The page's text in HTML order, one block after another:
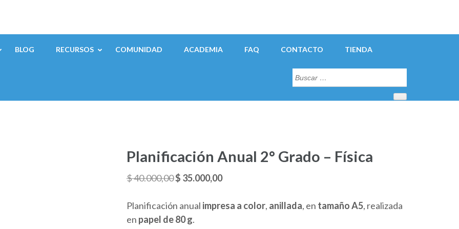
BLOG RECURSOS COMUNIDAD ACADEMIA FAQ CONTACTO TIENDA
Buscar:
Planificación Anual 2° Grado – Física
$40.000,00El
original
era:
$ 35.000,00El
actual
Planificación anual impresa a color, anillada, en tamaño A5, realizada
en papel de 80 g.